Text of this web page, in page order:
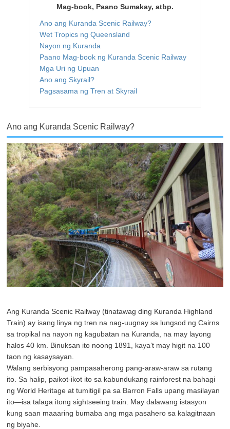
Mag-book, Paano Sumakay, atbp.
Ano ang Kuranda Scenic Railway?
Wet Tropics ng Queensland
Nayon ng Kuranda
Paano Mag-book ng Kuranda Scenic Railway
Mga Uri ng Upuan
Ano ang Skyrail?
Pagsasama ng Tren at Skyrail
Ano ang Kuranda Scenic Railway?
Ang Kuranda Scenic Railway (tinatawag ding Kuranda Highland
Train) ay isang linya ng tren na nag-uugnay sa lungsod ng Cairns
sa tropikal na nayon ng kagubatan na Kuranda, na may layong
halos 40 km. Binuksan ito noong 1891, kaya’t may higit na 100
taon ng kasaysayan.
Walang serbisyong pampasaherong pang-araw-araw sa rutang
ito. Sa halip, paikot-ikot ito sa kabundukang rainforest na bahagi
ng World Heritage at tumitigil pa sa Barron Falls upang masilayan
ito—isa talaga itong sightseeing train. May dalawang istasyon
kung saan maaaring bumaba ang mga pasahero sa kalagitnaan
ng biyahe.